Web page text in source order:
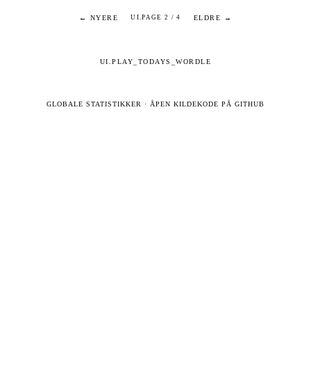
← NYERE UI.PAGE 2 / 4 ELDRE →
UI.PLAY_TODAYS_WORDLE
GLOBALE STATISTIKKER · ÅPEN KILDEKODE PÅ GITHUB